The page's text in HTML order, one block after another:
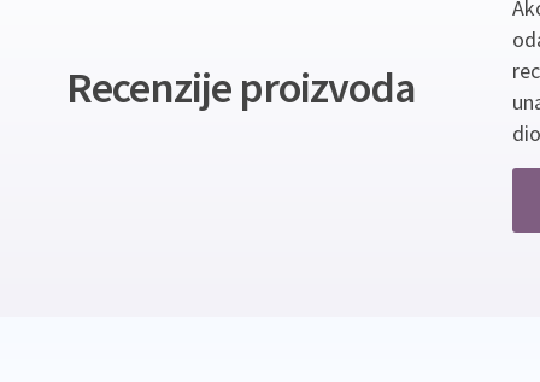
Recenzije proizvoda